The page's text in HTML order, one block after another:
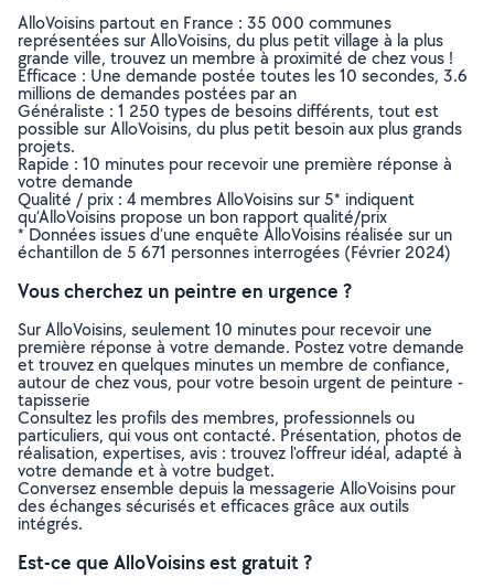
AlloVoisins partout en France : 35 000 communes
représentées sur AlloVoisins, du plus petit village à la plus
grande ville, trouvez un membre à proximité de chez vous !
Efficace : Une demande postée toutes les 10 secondes, 3.6
millions de demandes postées par an
Généraliste : 1 250 types de besoins différents, tout est
possible sur AlloVoisins, du plus petit besoin aux plus grands
projets.
Rapide : 10 minutes pour recevoir une première réponse à
votre demande
Qualité / prix : 4 membres AlloVoisins sur 5* indiquent
qu’AlloVoisins propose un bon rapport qualité/prix
* Données issues d’une enquête AlloVoisins réalisée sur un
échantillon de 5 671 personnes interrogées (Février 2024)
Vous cherchez un peintre en urgence ?
Sur AlloVoisins, seulement 10 minutes pour recevoir une
première réponse à votre demande. Postez votre demande
et trouvez en quelques minutes un membre de confiance,
autour de chez vous, pour votre besoin urgent de peinture -
tapisserie
Consultez les profils des membres, professionnels ou
particuliers, qui vous ont contacté. Présentation, photos de
réalisation, expertises, avis : trouvez l'offreur idéal, adapté à
votre demande et à votre budget.
Conversez ensemble depuis la messagerie AlloVoisins pour
des échanges sécurisés et efficaces grâce aux outils
intégrés.
Est-ce que AlloVoisins est gratuit ?